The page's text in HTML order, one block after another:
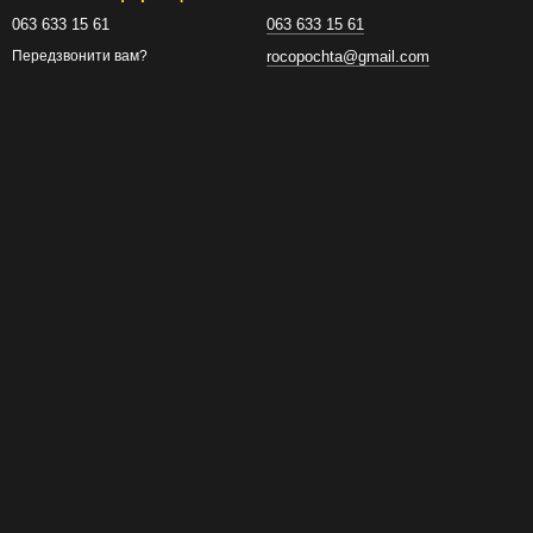
063 633 15 61
Передзвонити вам?
063 633 15 61
rocopochta@gmail.com